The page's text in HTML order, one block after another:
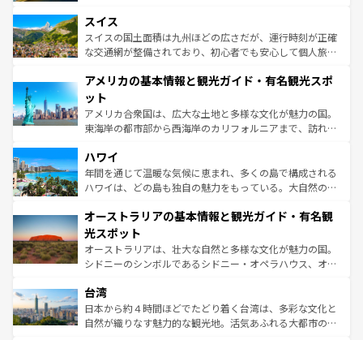
を参照してほしい。
は、お酒好きな人にはぜひ体験してほしい。 なお、新着の
ドイツ情報はコンテンツ一覧を参照してほしい。
リアごとに異なる魅力がある。また、優雅なアフタヌーン
ティー、ビール好きにはたまらない英国パブ、サッカー観
戦など、本場だからこそできる体験も豊富。イギリスを旅
ンツ一覧を参照してほしい。
スイス
スイスの国土面積は九州ほどの広さだが、運行時刻が正確
な交通網が整備されており、初心者でも安心して個人旅行
の建物がそのまま残る町や、スイスならではのユニークな
博物館もあり、アルプス観光だけでなく町歩きも満喫する
ことができる。国民の所得が高いため物価も高いが、旅行
者向けの交通パス提供のサービスもあり、うまく活用すれ
着のスイス情報は
アメリカの基本情報と観光ガイド・有名観光スポ
ット
アメリカ合衆国は、広大な土地と多様な文化が魅力の国。
東海岸の都市部から西海岸のカリフォルニアまで、訪れる
のような巨大都市は、観光、ショッピング、エンターテイ
ンメントが詰まった刺激的なスポットだ。一方、アメリカ
西部には大自然が広がり、グランドキャニオンやイエロー
部のニューオーリンズでは、音楽と美食が融合した独特の
文化が魅力。旅行者はアメリカの各地域で異なる魅力を楽
しみながら、その多様性と豊かな歴史を感じることができ
るだろう。車でのロードトリップや列車の旅も、アメリカ
情報は
ハワイ
年間を通じて温暖な気候に恵まれ、多くの島で構成される
ハワイは、どの島も独自の魅力をもっている。大自然の神
ワイ島は見逃せない。また、定番の観光地といえばオアフ
島だが、静かな自然を求めるならマウイ島やカウアイ島が
おすすめ。エメラルドグリーンに輝く海をはじめ、豊かな
文化や歴史が息づいている。「アロハスピリット」と呼ば
人々、おいしいローカルフードやハワイアンミュージッ
ク、伝統的なフラダンスなど、すべてがハワイの魅力を彩
っている。訪れるたびに新しい発見と感動が待っているハ
オーストラリアの基本情報と観光ガイド・有名観
光スポット
オーストラリアは、壮大な自然と多様な文化が魅力の国。
シドニーのシンボルであるシドニー・オペラハウス、オー
リアリーフや大陸中央部にそびえるウルル（エアーズロッ
ク）、タスマニアの美しい原生林やケアンズの熱帯雨林な
ど、見どころがたくさん。また、カフェやワイン、オージ
台湾
日本から約４時間ほどでたどり着く台湾は、多彩な文化と
自然が織りなす魅力的な観光地。活気あふれる大都市の台